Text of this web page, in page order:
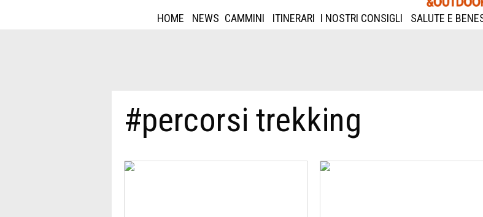
HOME NEWS CAMMINI ITINERARI I NOSTRI CONSIGLI SALUTE E
#percorsi trekking